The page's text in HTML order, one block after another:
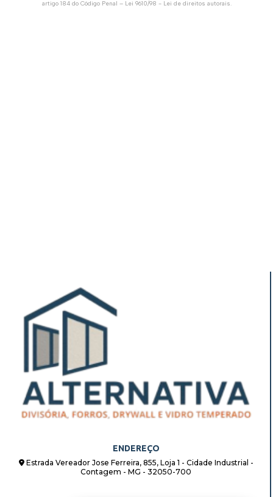
artigo 184 do Código Penal – Lei 9610/98 - Lei de direitos autorais.
ENDEREÇO
Estrada Vereador Jose Ferreira, 855, Loja 1 - Cidade Industrial -
Contagem - MG - 32050-700